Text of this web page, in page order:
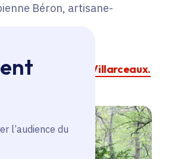
l’audience du
Béron, artisane-
95et les Amis de Villarceaux.